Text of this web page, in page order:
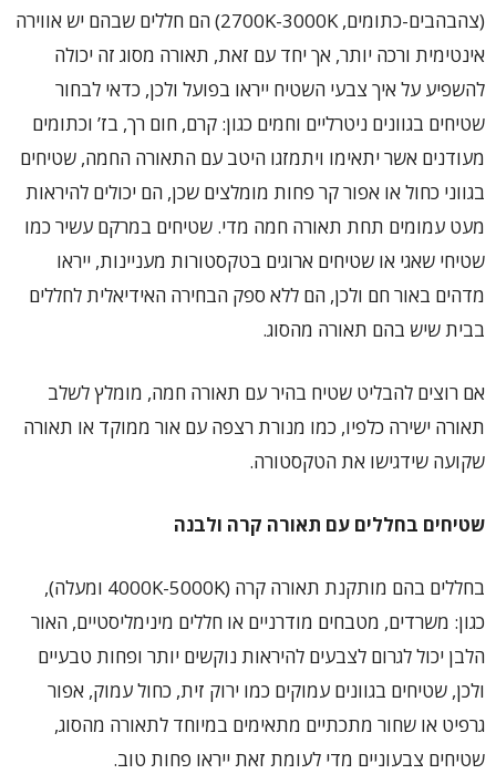
(צהבהבים-כתומים, 2700K-3000K) הם חללים שבהם יש אווירה
אינטימית ורכה יותר, אך יחד עם זאת, תאורה מסוג זה יכולה
להשפיע על איך צבעי השטיח ייראו בפועל ולכן, כדאי לבחור
שטיחים בגוונים ניטרליים וחמים כגון: קרם, חום רך, בז’ וכתומים
מעודנים אשר יתאימו ויתמזגו היטב עם התאורה החמה, שטיחים
בגווני כחול או אפור קר פחות מומלצים שכן, הם יכולים להיראות
מעט עמומים תחת תאורה חמה מדי. שטיחים במרקם עשיר כמו
שטיחי שאגי או שטיחים ארוגים בטקסטורות מעניינות, ייראו
מדהים באור חם ולכן, הם ללא ספק הבחירה האידיאלית לחללים
בבית שיש בהם תאורה מהסוג.
אם רוצים להבליט שטיח בהיר עם תאורה חמה, מומלץ לשלב
תאורה ישירה כלפיו, כמו מנורת רצפה עם אור ממוקד או תאורה
שקועה שידגישו את הטקסטורה.
שטיחים בחללים עם תאורה קרה ולבנה
בחללים בהם מותקנת תאורה קרה (4000K-5000K ומעלה),
כגון: משרדים, מטבחים מודרניים או חללים מינימליסטיים, האור
הלבן יכול לגרום לצבעים להיראות נוקשים יותר ופחות טבעיים
ולכן, שטיחים בגוונים עמוקים כמו ירוק זית, כחול עמוק, אפור
גרפיט או שחור מתכתיים מתאימים במיוחד לתאורה מהסוג,
שטיחים צבעוניים מדי לעומת זאת ייראו פחות טוב.